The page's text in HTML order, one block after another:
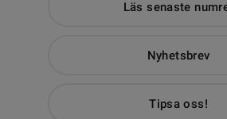
Läs senaste
Nyhetsbrev
Tipsa oss!